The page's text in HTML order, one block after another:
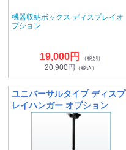
機器収納ボックス ディスプレイオ
プション
19,000円 （税別）
20,900円 （税込）
ユニバーサルタイプ ディスプ
レイハンガー オプション